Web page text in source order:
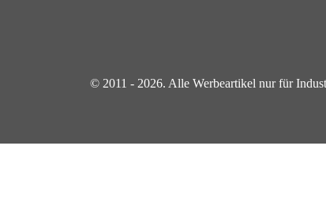
© 2011 - 2026. Alle Werbeartikel nur für